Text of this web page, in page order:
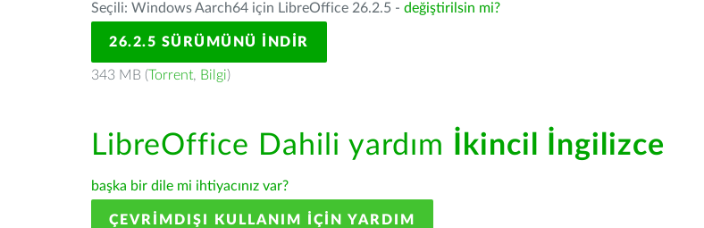
Seçili: Windows Aarch64 için LibreOffice 26.2.5 - değiştirilsin mi?
26.2.5 SÜRÜMÜNÜ İNDIR
343 MB (Torrent, Bilgi)
LibreOffice Dahili yardım İkincil İngilizce
başka bir dile mi ihtiyacınız var?
ÇEVRIMDIŞI KULLANIM IÇIN YARDIM